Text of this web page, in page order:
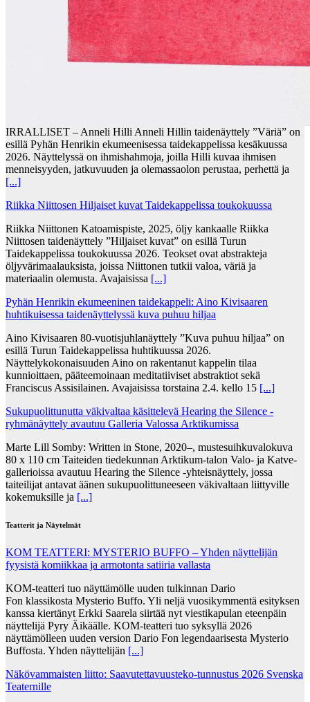
IRRALLISET – Anneli Hilli Anneli Hillin taidenäyttely ”Väriä” on
esillä Pyhän Henrikin ekumeenisessa taidekappelissa kesäkuussa
2026. Näyttelyssä on ihmishahmoja, joilla Hilli kuvaa ihmisen
menneisyyden, jatkuvuuden ja olemassaolon perustaa, perhettä ja
[...]
Riikka Niittosen Hiljaiset kuvat Taidekappelissa toukokuussa
Riikka Niittonen Katoamispiste, 2025, öljy kankaalle Riikka
Niittosen taidenäyttely ”Hiljaiset kuvat” on esillä Turun
Taidekappelissa toukokuussa 2026. Teokset ovat abstrakteja
öljyvärimaalauksista, joissa Niittonen tutkii valoa, väriä ja
materiaalin olemusta. Avajaisissa [...]
Pyhän Henrikin ekumeeninen taidekappeli: Aino Kivisaaren
huhtikuisessa taidenäyttelyssä kuva puhuu hiljaa
Aino Kivisaaren 80-vuotisjuhlanäyttely ”Kuva puhuu hiljaa” on
esillä Turun Taidekappelissa huhtikuussa 2026.
Näyttelykokonaisuuden Aino on rakentanut kappelin tilaa
kunnioittaen, pääteemoinaan meditatiiviset abstraktiot sekä
Franciscus Assisilainen. Avajaisissa torstaina 2.4. kello 15 [...]
Sukupuolittunutta väkivaltaa käsittelevä Hearing the Silence -
ryhmänäyttely avautuu Galleria Valossa Arktikumissa
Marte Lill Somby: Written in Stone, 2020–, mustesuihkuvalokuva
80 x 110 cm Taiteiden tiedekunnan Arktikum-talon Valo- ja Katve-
gallerioissa avautuu Hearing the Silence -yhteisnäyttely, jossa
taiteilijat antavat äänen sukupuolittuneeseen väkivaltaan liittyville
kokemuksille ja [...]
Teatterit ja Näytelmät
KOM TEATTERI: MYSTERIO BUFFO – Yhden näyttelijän
fyysistä komiikkaa ja armotonta satiiria vallasta
KOM-teatteri tuo näyttämölle uuden tulkinnan Dario
Fon klassikosta Mysterio Buffo. Yli neljä vuosikymmentä esityksen
kanssa kiertänyt Erkki Saarela siirtää nyt viestikapulan eteenpäin
näyttelijä Pyry Äikäälle. KOM-teatteri tuo syksyllä 2026
näyttämölleen uuden version Dario Fon legendaarisesta Mysterio
Buffosta. Yhden näyttelijän [...]
Näkövammaisten liitto: Saavutettavuusteko-tunnustus 2026 Svenska
Teaternille